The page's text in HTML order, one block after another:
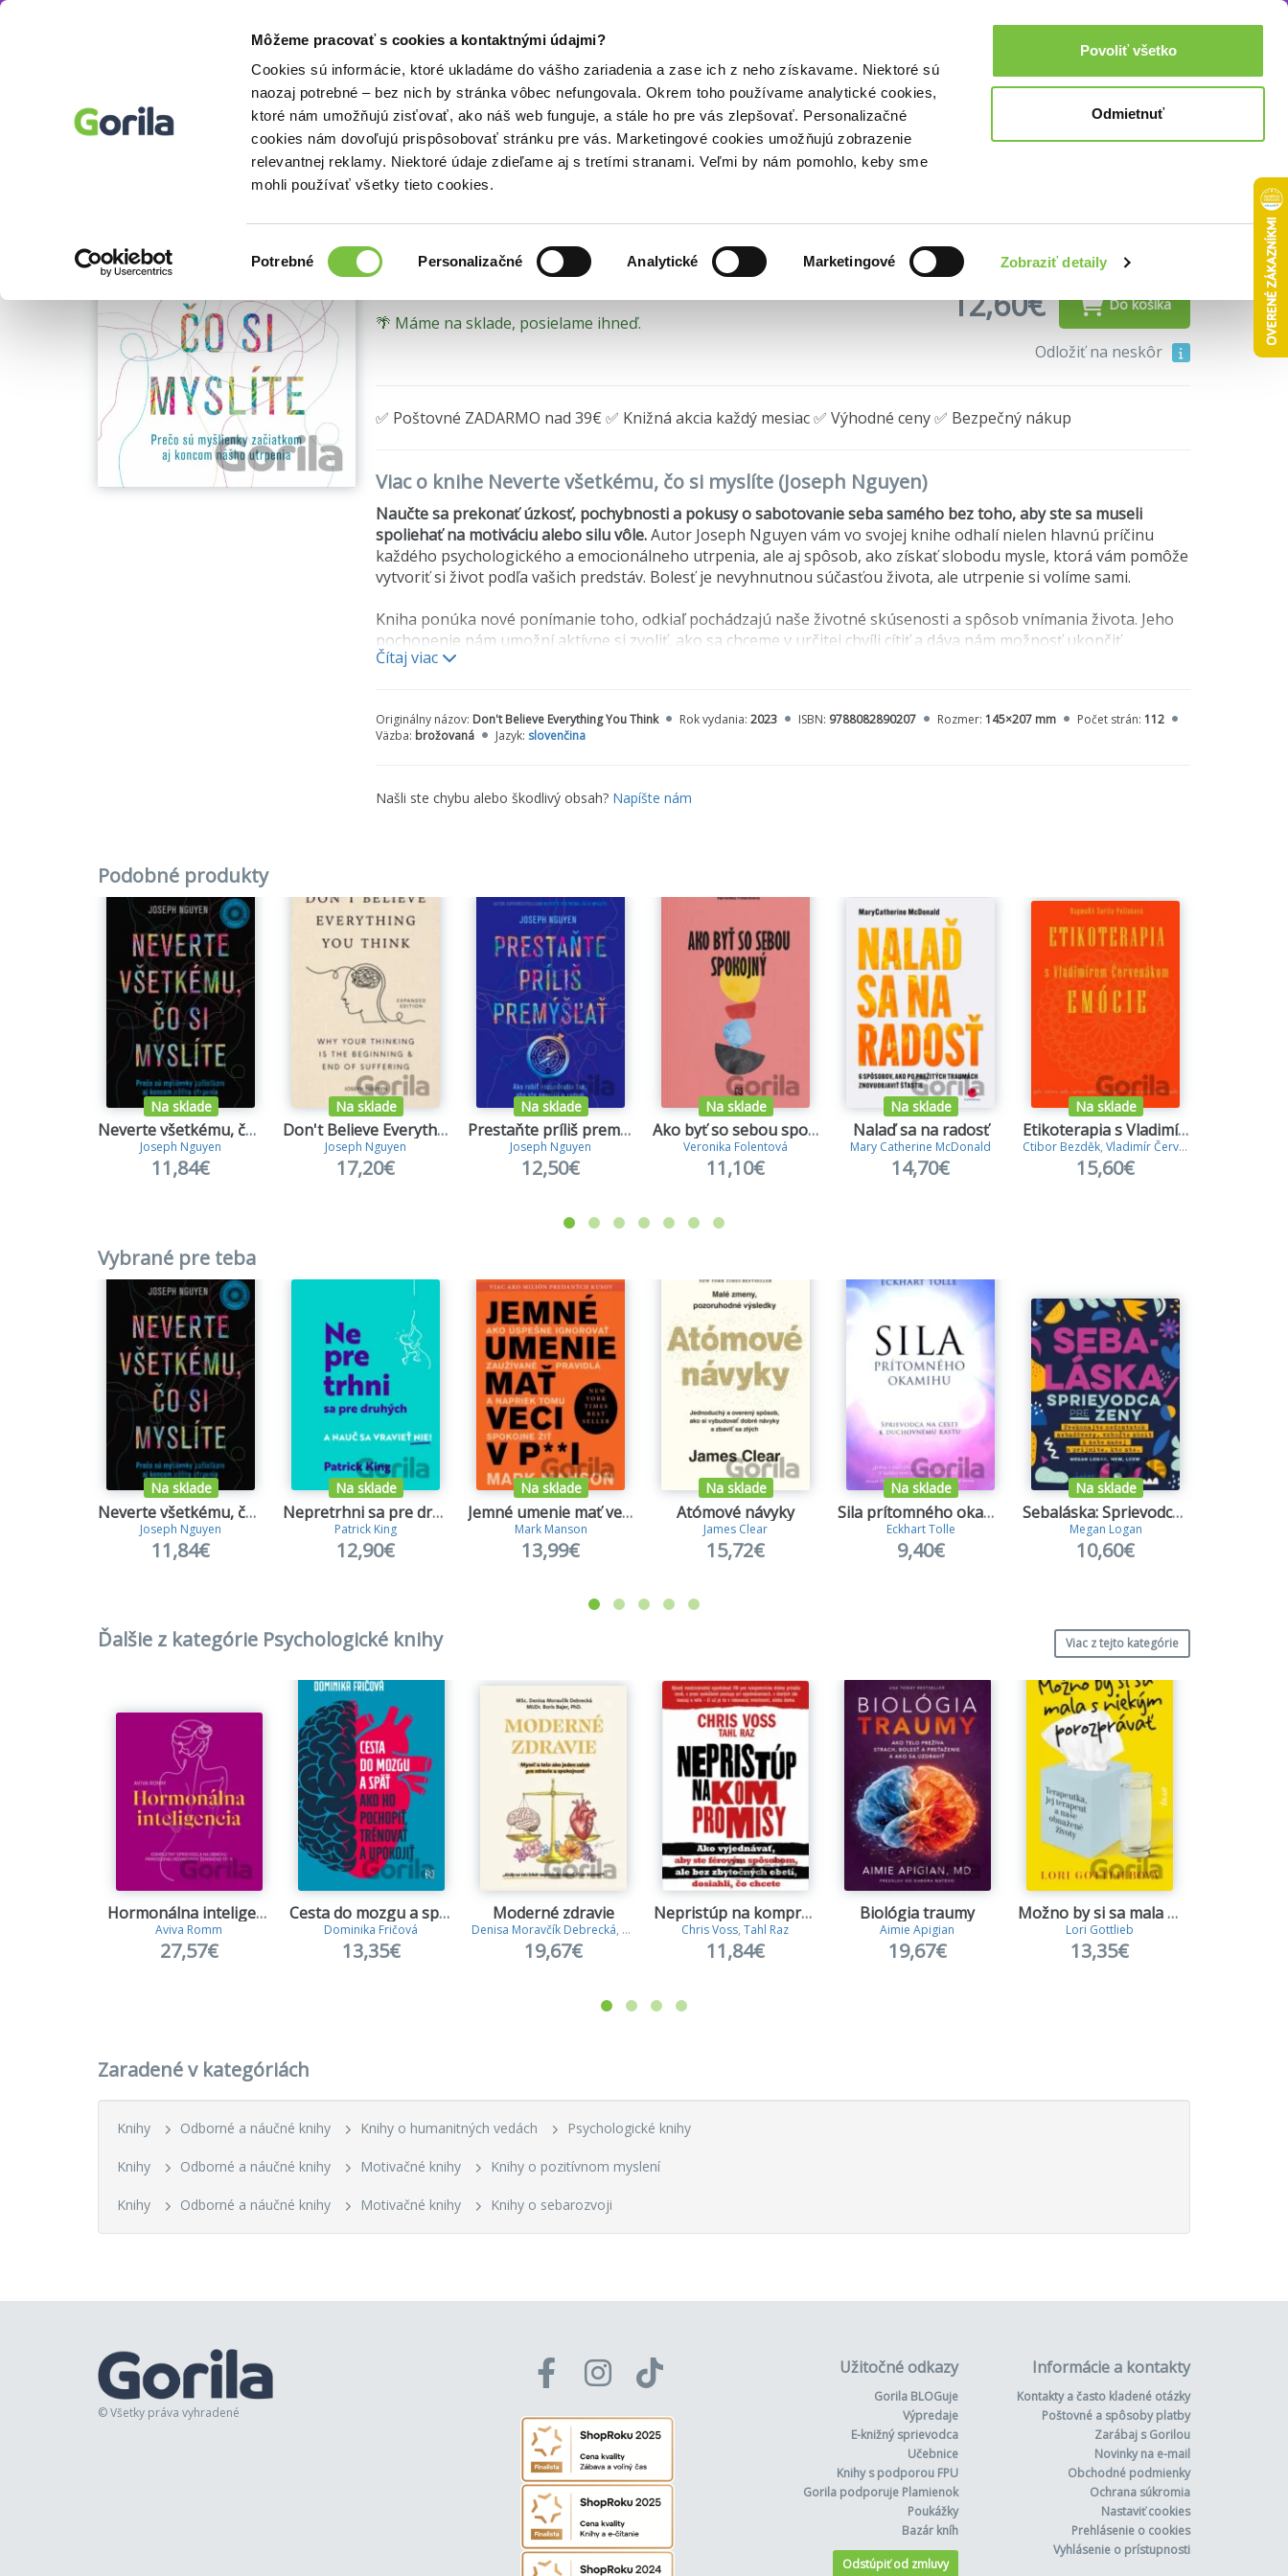
Môžeme pracovať s cookies a kontaktnými údajmi?
Cookies sú informácie, ktoré ukladáme do vášho zariadenia a zase ich z neho získavame. Niektoré sú
naozaj potrebné – bez nich by stránka vôbec nefungovala. Okrem toho používame analytické cookies,
ktoré nám umožňujú zisťovať, ako náš web funguje, a stále ho pre vás zlepšovať. Personalizačné
cookies nám dovoľujú prispôsobovať stránku pre vás. Marketingové cookies umožňujú zobrazenie
relevantnej reklamy. Niektoré údaje zdieľame aj s tretími stranami. Veľmi by nám pomohlo, keby sme
mohli používať všetky tieto cookies.
súhlasu
Potrebné Personalizačné Analytické Marketingové Zobraziť detaily
Povoliť všetko
Odmietnuť
Doplnky Prihlásenie 0,00€
Odborné a náučné knihy Knihy o humanitných vedách Psychologické knihy Akcie a zľavy
Neverte všetkému, čo si myslíte
Prečo sú myšlienky začiatkom aj koncom nášho utrpenia
🌴 Máme na sklade, posielame ihneď. 12,60€ Do košíka
Odložiť na neskôr
✅ Poštovné ZADARMO nad 39€ ✅ Knižná akcia každý mesiac ✅ Výhodné ceny ✅ Bezpečný nákup
Viac o knihe Neverte všetkému, čo si myslíte (Joseph Nguyen)
Naučte sa prekonať úzkosť, pochybnosti a pokusy o sabotovanie seba samého bez toho, aby ste sa museli
spoliehať na motiváciu alebo silu vôle.Autor Joseph Nguyen vám vo svojej knihe odhalí nielen hlavnú príčinu
každého psychologického a emocionálneho utrpenia, ale aj spôsob, ako získať slobodu mysle, ktorá vám pomôže
vytvoriť si život podľa vašich predstáv. Bolesť je nevyhnutnou súčasťou života, ale utrpenie si volíme sami.
Kniha ponúka nové ponímanie toho, odkiaľ pochádzajú naše životné skúsenosti a spôsob vnímania života. Jeho
pochopenie nám umožní aktívne si zvoliť, ako sa chceme v určitej chvíli cítiť a dáva nám možnosť ukončiť
negatívne pocity, ktoré nám spôsobujú utrpenie. Bez ohľadu na to, čo sa nám v minulosti stalo, alebo čo sme
V knihe sa dozviete:
Ako sa nenechať ovplyvniť negatívnymi myšlienkami a pocitmi.
Ako v prítomnom okamihu zažiť bezpodmienečnú lásku, pokoj a radosť – odhliadnuc od vonkajších okolností.
Ako bez námahy dospieť do stavu hojnosti, súladu a pohody.
Ako sa zmieriť s neistotou života a napriek nej byť v poriadku.
Ako sa napojiť na vlastnú intuíciu a vnútornú múdrosť, ktorá presahuje hranice nášho myslenia.
Čítaj viac
Originálny názov: Don't Believe Everything You Think Rok vydania: 2023 ISBN: 9788082890207 Rozmer: 145×207 mm Počet strán: 112
Väzba: brožovaná Jazyk: slovenčina
Našli ste chybu alebo škodlivý obsah? Napíšte nám
Podobné produkty
Na sklade
Neverte všetkému, čo si myslíte - rozšírené vydanie
Joseph Nguyen
11,84€
Na sklade
Don't Believe Everything You Think (Expanded Edition)
Joseph Nguyen
17,20€
Na sklade
Prestaňte príliš premýšľať
Joseph Nguyen
12,50€
Na sklade
Ako byť so sebou spokojný
Veronika Folentová
11,10€
Na sklade
Nalaď sa na radosť
Mary Catherine McDonald
14,70€
Na sklade
Etikoterapia s Vladimírom Červenákom - Emócie
Ctibor Bezděk, Vladimír Červenák
15,60€
Vybrané pre teba
Na sklade
Neverte všetkému, čo si myslíte - rozšírené vydanie
Joseph Nguyen
11,84€
Na sklade
Nepretrhni sa pre druhých
Patrick King
12,90€
Na sklade
Jemné umenie mať veci v paži
Mark Manson
13,99€
Na sklade
Atómové návyky
James Clear
15,72€
Na sklade
Sila prítomného okamihu
Eckhart Tolle
9,40€
Na sklade
Sebaláska: Sprievodca pre ženy
Megan Logan
10,60€
Ďalšie z kategórie Psychologické knihy Viac z tejto kategórie
Hormonálna inteligencia
Aviva Romm
27,57€
Cesta do mozgu a späť
Dominika Fričová
13,35€
Moderné zdravie
Denisa Moravčík Debrecká, Boris Bajer
19,67€
Nepristúp na kompromisy
Chris Voss, Tahl Raz
11,84€
Biológia traumy
Aimie Apigian
19,67€
Možno by si sa mala s niekým porozprávať
Lori Gottlieb
13,35€
Zaradené v kategóriách
Knihy Odborné a náučné knihy Knihy o humanitných vedách Psychologické knihy
Knihy Odborné a náučné knihy Motivačné knihy Knihy o pozitívnom myslení
Knihy Odborné a náučné knihy Motivačné knihy Knihy o sebarozvoji
© Všetky práva vyhradené
Užitočné odkazy
Gorila BLOGuje
Výpredaje
E-knižný sprievodca
Učebnice
Knihy s podporou FPU
Gorila podporuje Plamienok
Poukážky
Bazár kníh
Odstúpiť od zmluvy
Informácie a kontakty
Kontakty a často kladené otázky
Poštovné a spôsoby platby
Zarábaj s Gorilou
Novinky na e-mail
Obchodné podmienky
Ochrana súkromia
Nastaviť cookies
Prehlásenie o cookies
Vyhlásenie o prístupnosti